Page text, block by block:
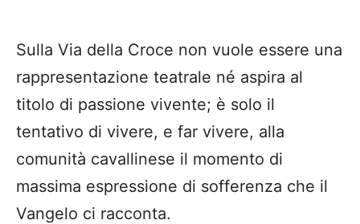
Sulla Via della Croce non vuole essere una
rappresentazione teatrale né aspira al
titolo di passione vivente; è solo il
tentativo di vivere, e far vivere, alla
comunità cavallinese il momento di
massima espressione di sofferenza che il
Vangelo ci racconta.